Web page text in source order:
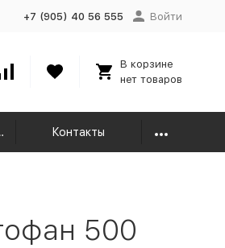
+7 (905) 40 56 555 Войти
В корзине
нет товаров
Контакты
500